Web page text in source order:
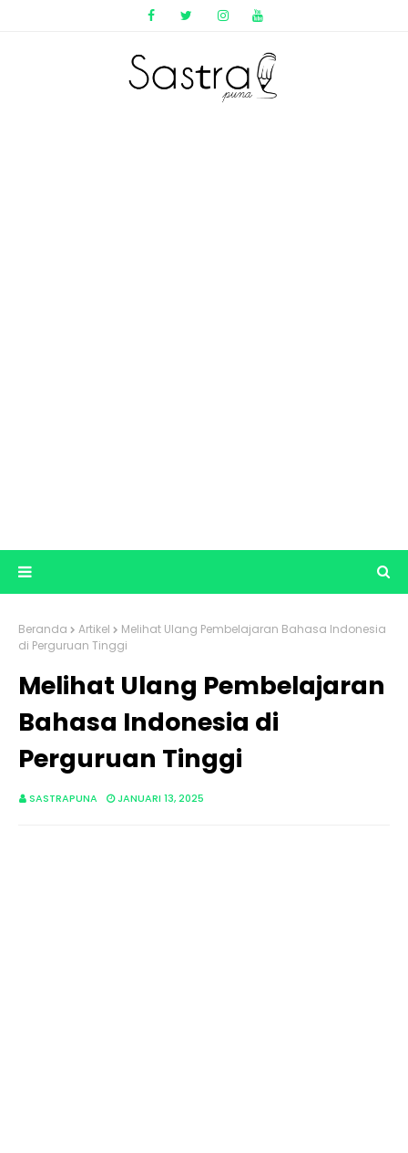
Beranda Artikel
Melihat Ulang Pembelajaran Bahasa Indonesia
di Perguruan Tinggi
Melihat Ulang Pembelajaran
Bahasa Indonesia di
Perguruan Tinggi
SASTRAPUNA JANUARI 13, 2025